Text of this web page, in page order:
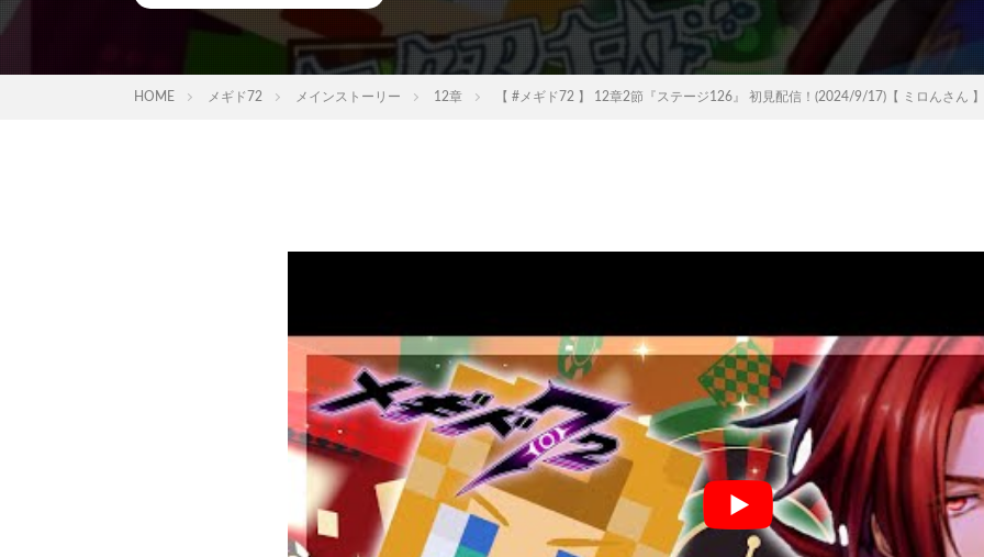
HOME メギド72 メインストーリー 12章 【 #メギド72 】 12章2節『ステージ126』 初見配信！(2024/9/17)【 ミロんさん 】